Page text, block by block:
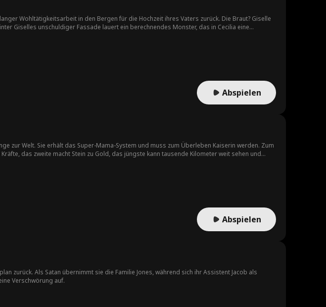
Wohltätigkeitsarbeit in den Bergen für die Hochzeit ihres Vaters zurück. Die Braut? Giselle
Giselles unschuldiger Fassade lauert ein berechnendes Monster, das in Cecilia eine
Abspielen
zur Welt. Sie erhält das Super-Mama-System und muss zum Überleben Kaiserin werden. Zum
das zweite macht Stein zu Gold, das jüngste kann tausende Kilometer weit sehen und
Abspielen
zurück. Als Satan übernimmt sie die Familie Jones, während sich ihr Assistent Jacob als
Verschwörung auf.